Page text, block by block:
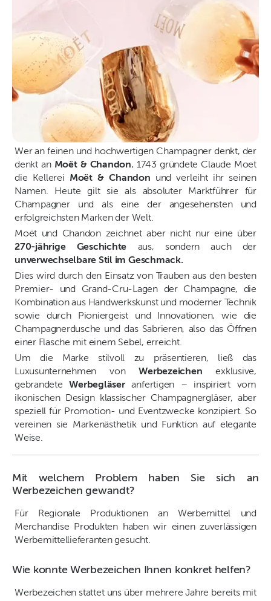
Wer an feinen und hochwertigen Champagner denkt, der
denkt an Moët & Chandon. 1743 gründete Claude Moet
die Kellerei Moët & Chandon und verleiht ihr seinen
Namen. Heute gilt sie als absoluter Marktführer für
Champagner und als eine der angesehensten und
erfolgreichsten Marken der Welt.
Moët und Chandon zeichnet aber nicht nur eine über
270-jährige Geschichte aus, sondern auch der
unverwechselbare Stil im Geschmack.
Dies wird durch den Einsatz von Trauben aus den besten
Premier- und Grand-Cru-Lagen der Champagne, die
Kombination aus Handwerkskunst und moderner Technik
sowie durch Pioniergeist und Innovationen, wie die
Champagnerdusche und das Sabrieren, also das Öffnen
einer Flasche mit einem Sebel, erreicht.
Um die Marke stilvoll zu präsentieren, ließ das
Luxusunternehmen vonWerbezeichen exklusive,
gebrandeteWerbegläseranfertigen – inspiriert vom
ikonischen Design klassischer Champagnergläser, aber
speziell für Promotion- und Eventzwecke konzipiert. So
vereinen sie Markenästhetik und Funktion auf elegante
Weise.
Mit welchem Problem haben Sie sich an
Werbezeichen gewandt?
Für Regionale Produktionen an Werbemittel und
Merchandise Produkten haben wir einen zuverlässigen
Werbemittellieferanten gesucht.
Wie konnte Werbezeichen Ihnen konkret helfen?
Werbezeichen stattet uns über mehrere Jahre bereits mit